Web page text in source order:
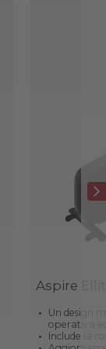
Aspire
Un design
operativa
Include la